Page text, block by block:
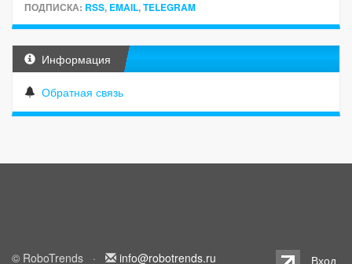
ПОДПИСКА: RSS, EMAIL,TELEGRAM
Информация
Обратная связь
© RoboTrends · info@robotrends.ru Вход